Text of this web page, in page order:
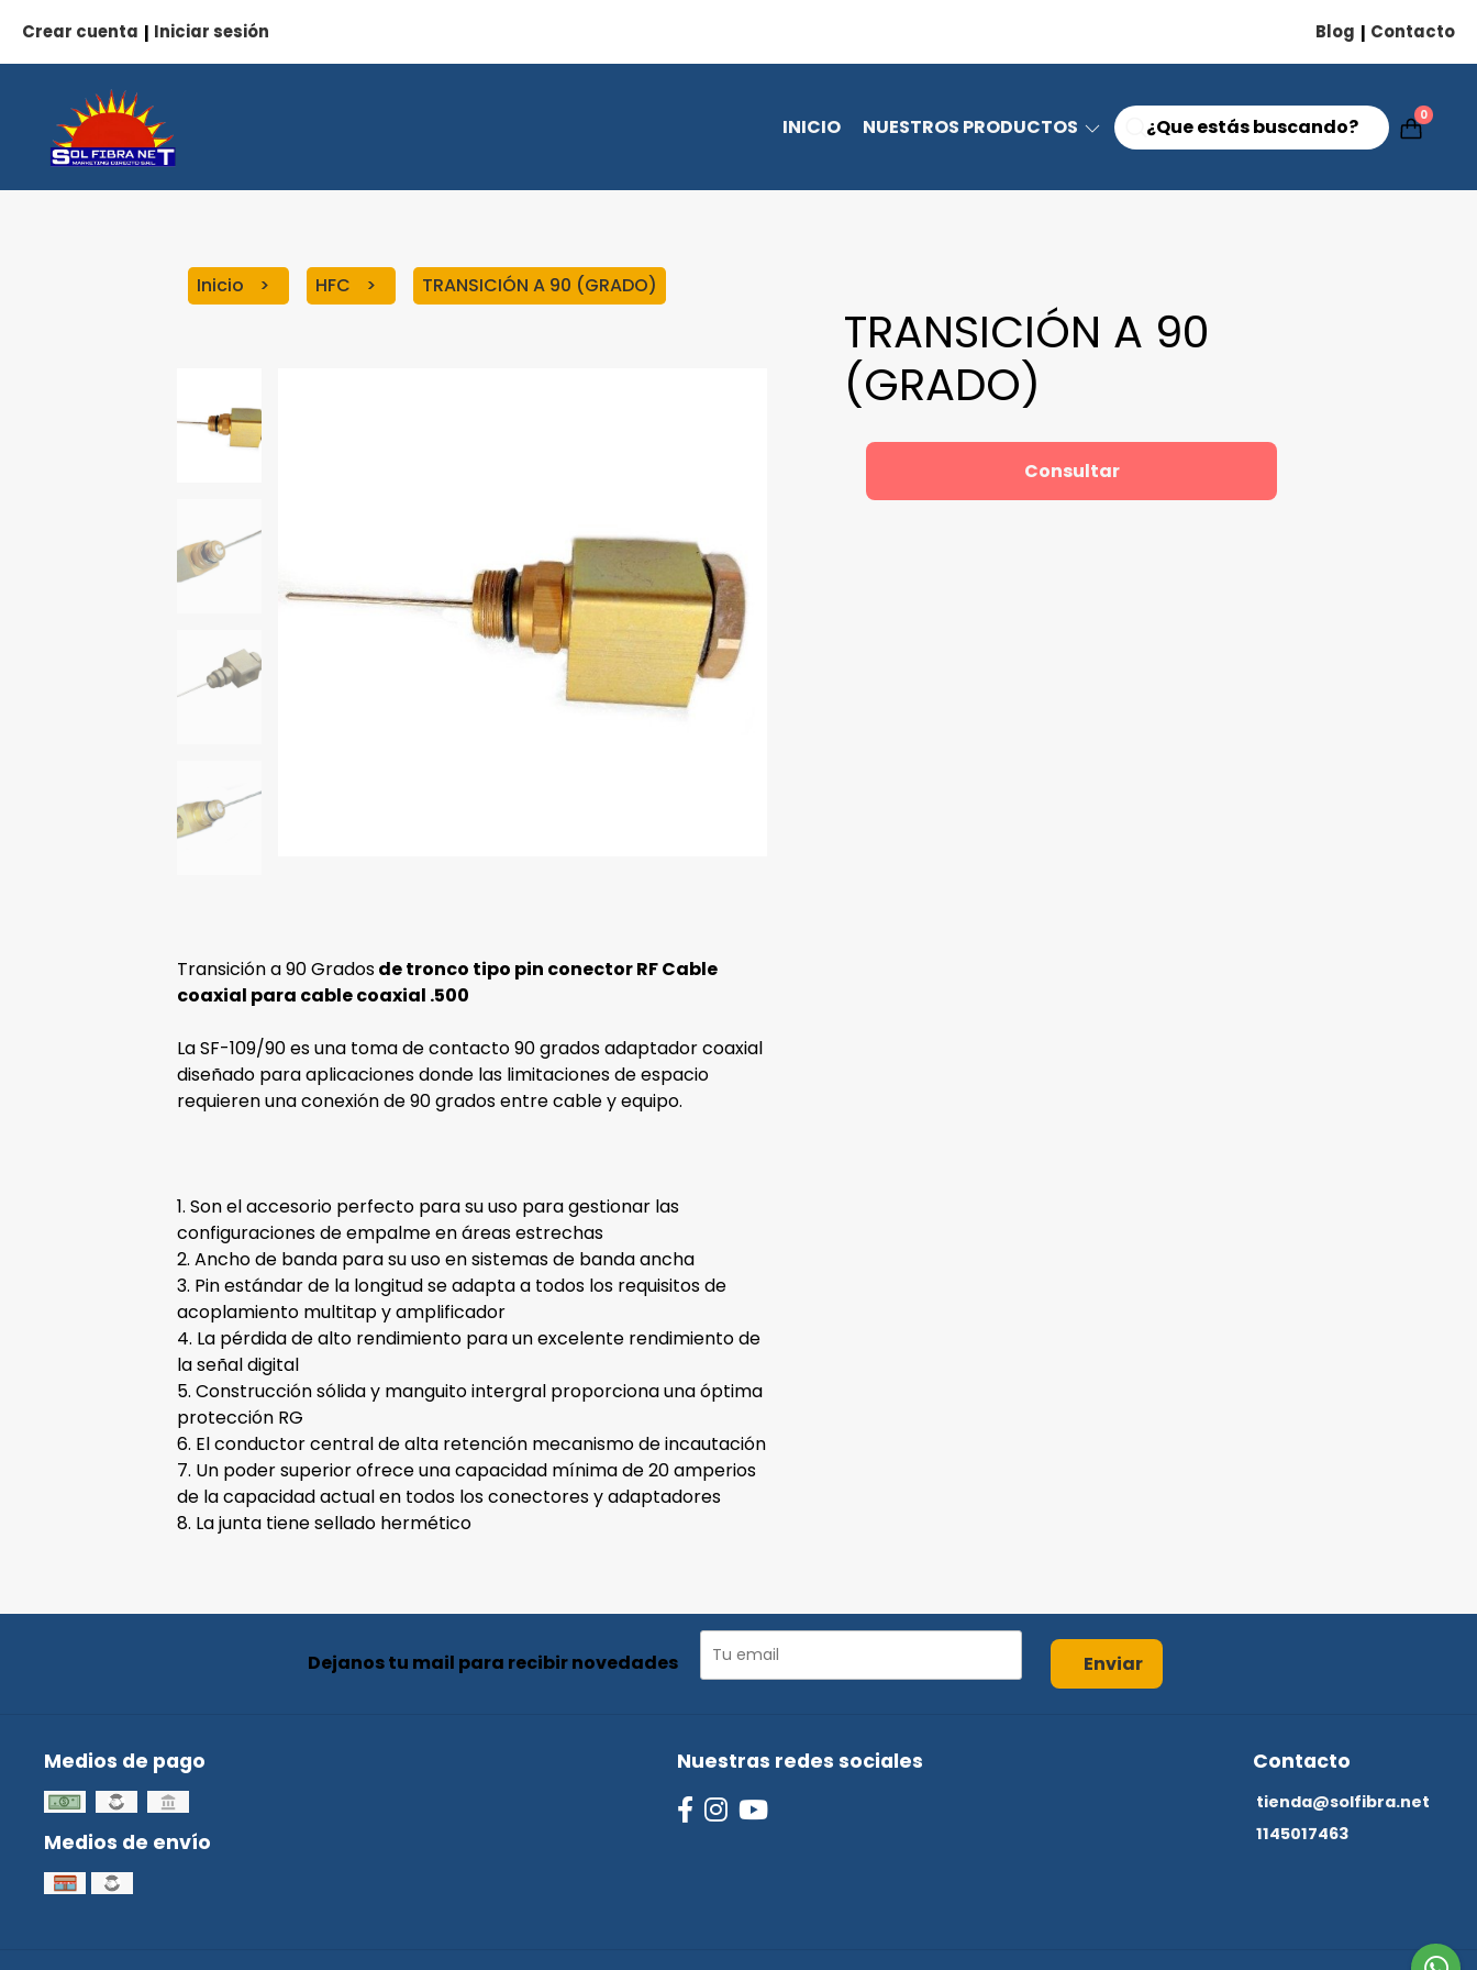
Crear cuenta Iniciar sesión Blog Contacto
INICIO NUESTROS PRODUCTOS 0
Inicio HFC TRANSICIÓN A 90 (GRADO)
Transición a 90 Gradosde tronco tipo pin conector RF Cable
coaxial para cable coaxial .500
La SF-109/90 es una toma de contacto 90 grados adaptador coaxial
diseñado para aplicaciones donde las limitaciones de espacio
requieren una conexión de 90 grados entre cable y equipo.
1. Son el accesorio perfecto para su uso para gestionar las
configuraciones de empalme en áreas estrechas
2. Ancho de banda para su uso en sistemas de banda ancha
3. Pin estándar de la longitud se adapta a todos los requisitos de
acoplamiento multitap y amplificador
4. La pérdida de alto rendimiento para un excelente rendimiento de
la señal digital
5. Construcción sólida y manguito intergral proporciona una óptima
protección RG
6. El conductor central de alta retención mecanismo de incautación
7. Un poder superior ofrece una capacidad mínima de 20 amperios
de la capacidad actual en todos los conectores y adaptadores
8. La junta tiene sellado hermético
TRANSICIÓN A 90
(GRADO)
Consultar
Dejanos tu mail para recibir novedades Enviar
Medios de pago
Medios de envío
Nuestras redes sociales Contacto
tienda@solfibra.net
1145017463